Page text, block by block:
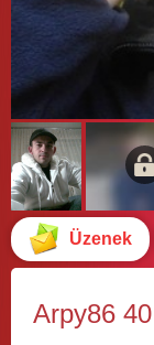
Üzenek
Arpy86